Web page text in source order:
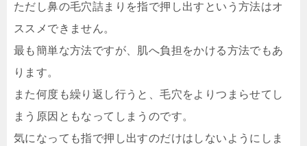
ただし鼻の毛穴詰まりを指で押し出すという方法はオ
ススメできません。
最も簡単な方法ですが、肌へ負担をかける方法でもあ
ります。
また何度も繰り返し行うと、毛穴をよりつまらせてし
まう原因ともなってしまうのです。
気になっても指で押し出すのだけはしないようにしま